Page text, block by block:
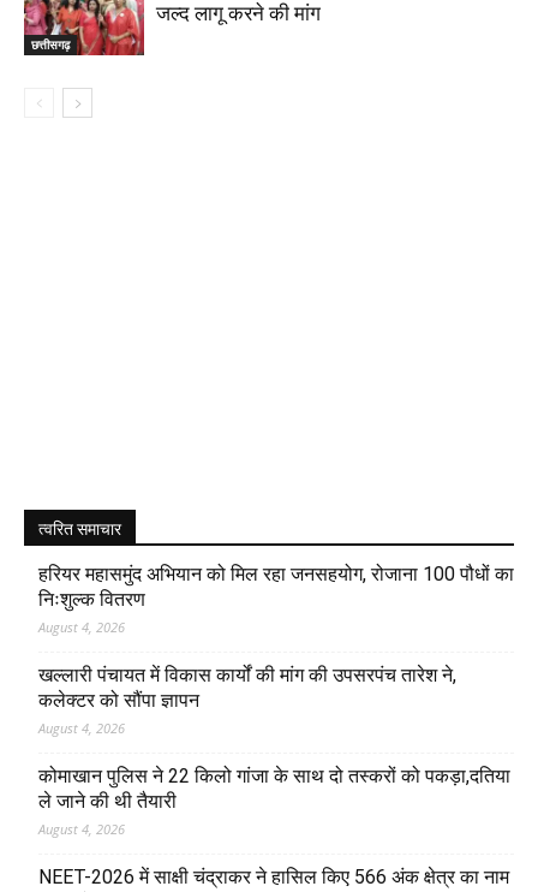
छत्तीसगढ़
जल्द लागू करने की मांग
त्वरित समाचार
हरियर महासमुंद अभियान को मिल रहा जनसहयोग, रोजाना 100 पौधों का
निःशुल्क वितरण
August 4, 2026
खल्लारी पंचायत में विकास कार्यों की मांग की उपसरपंच तारेश ने,
कलेक्टर को सौंपा ज्ञापन
August 4, 2026
कोमाखान पुलिस ने 22 किलो गांजा के साथ दो तस्करों को पकड़ा,दतिया
ले जाने की थी तैयारी
August 4, 2026
NEET-2026 में साक्षी चंद्राकर ने हासिल किए 566 अंक क्षेत्र का नाम